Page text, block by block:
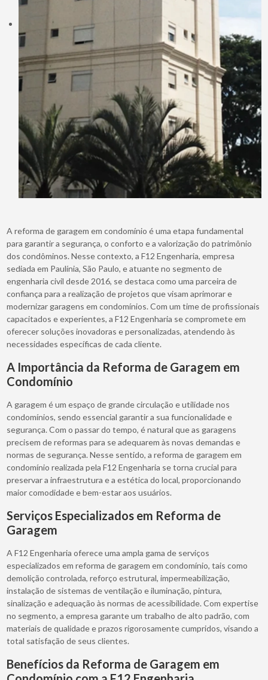
A reforma de garagem em condomínio é uma etapa fundamental
para garantir a segurança, o conforto e a valorização do patrimônio
dos condôminos. Nesse contexto, a F12 Engenharia, empresa
sediada em Paulínia, São Paulo, e atuante no segmento de
engenharia civil desde 2016, se destaca como uma parceira de
confiança para a realização de projetos que visam aprimorar e
modernizar garagens em condomínios. Com um time de profissionais
capacitados e experientes, a F12 Engenharia se compromete em
oferecer soluções inovadoras e personalizadas, atendendo às
necessidades específicas de cada cliente.
A Importância da Reforma de Garagem em
Condomínio
A garagem é um espaço de grande circulação e utilidade nos
condomínios, sendo essencial garantir a sua funcionalidade e
segurança. Com o passar do tempo, é natural que as garagens
precisem de reformas para se adequarem às novas demandas e
normas de segurança. Nesse sentido, a reforma de garagem em
condomínio realizada pela F12 Engenharia se torna crucial para
preservar a infraestrutura e a estética do local, proporcionando
maior comodidade e bem-estar aos usuários.
Serviços Especializados em Reforma de
Garagem
A F12 Engenharia oferece uma ampla gama de serviços
especializados em reforma de garagem em condomínio, tais como
demolição controlada, reforço estrutural, impermeabilização,
instalação de sistemas de ventilação e iluminação, pintura,
sinalização e adequação às normas de acessibilidade. Com expertise
no segmento, a empresa garante um trabalho de alto padrão, com
materiais de qualidade e prazos rigorosamente cumpridos, visando a
total satisfação de seus clientes.
Benefícios da Reforma de Garagem em